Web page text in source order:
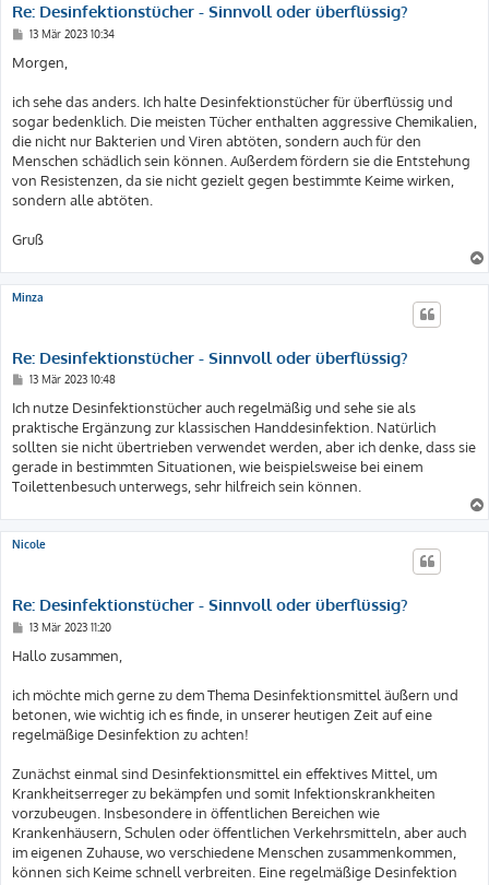
Re: Desinfektionstücher - Sinnvoll oder überflüssig?
B
i
t
a
g
13 Mär 2023 10:34
Morgen,
ich sehe das anders. Ich halte Desinfektionstücher für überflüssig und
sogar bedenklich. Die meisten Tücher enthalten aggressive Chemikalien,
die nicht nur Bakterien und Viren abtöten, sondern auch für den
Menschen schädlich sein können. Außerdem fördern sie die Entstehung
von Resistenzen, da sie nicht gezielt gegen bestimmte Keime wirken,
sondern alle abtöten.
Gruß
Minza
Re: Desinfektionstücher - Sinnvoll oder überflüssig?
B
i
t
r
a
g
13 Mär 2023 10:48
Ich nutze Desinfektionstücher auch regelmäßig und sehe sie als
praktische Ergänzung zur klassischen Handdesinfektion. Natürlich
sollten sie nicht übertrieben verwendet werden, aber ich denke, dass sie
gerade in bestimmten Situationen, wie beispielsweise bei einem
Toilettenbesuch unterwegs, sehr hilfreich sein können.
Nicole
Re: Desinfektionstücher - Sinnvoll oder überflüssig?
B
i
t
a
g
13 Mär 2023 11:20
Hallo zusammen,
ich möchte mich gerne zu dem Thema Desinfektionsmittel äußern und
betonen, wie wichtig ich es finde, in unserer heutigen Zeit auf eine
regelmäßige Desinfektion zu achten!
Zunächst einmal sind Desinfektionsmittel ein effektives Mittel, um
Krankheitserreger zu bekämpfen und somit Infektionskrankheiten
vorzubeugen. Insbesondere in öffentlichen Bereichen wie
Krankenhäusern, Schulen oder öffentlichen Verkehrsmitteln, aber auch
im eigenen Zuhause, wo verschiedene Menschen zusammenkommen,
können sich Keime schnell verbreiten. Eine regelmäßige Desinfektion